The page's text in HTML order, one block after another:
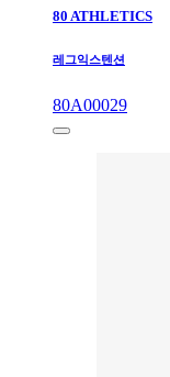
80 ATHLETICS
레그익스텐션
80A00029